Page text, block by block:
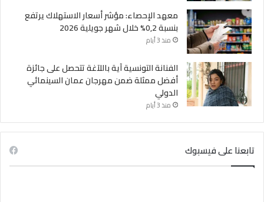
معهد الإحصاء: مؤشر أسعار الاستهلاك يرتفع
بنسبة 0,2% خلال شهر جويلية 2026
منذ 3 أيام
الفنانة التونسية آية باللآغة تتحصل على جائزة
أفضل ممثلة ضمن مهرجان عمان السينمائي
الدولي
منذ 3 أيام
تابعنا على فيسبوك